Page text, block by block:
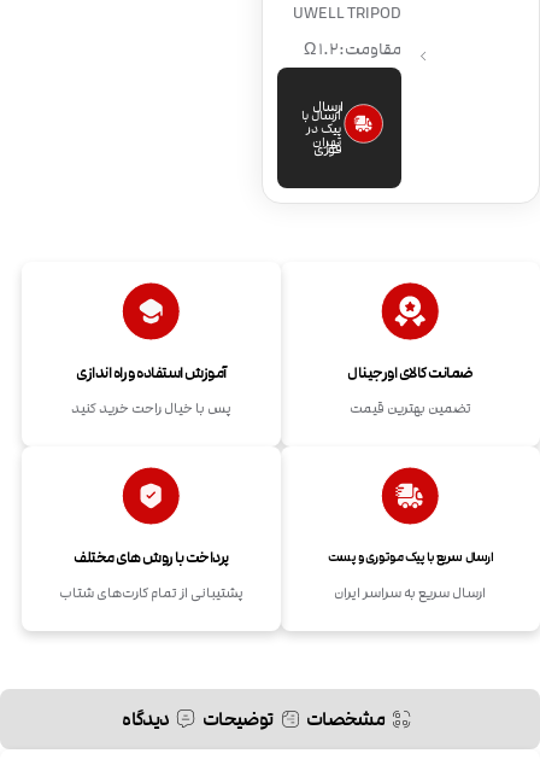
UWELL TRIPOD
مقاومت:1.2 Ω
ارسال
فوری
ارسال با
پیک در
تهران
ضمانت کالای اورجینال
تضمین بهترین قیمت
آموزش استفاده و راه اندازی
پس با خیال راحت خرید کنید
ارسال سریع با پیک موتوری و پست
ارسال سریع به سراسر ایران
پرداخت با روش های مختلف
پشتیبانی از تمام کارت‌های شتاب
مشخصات توضیحات دیدگاه